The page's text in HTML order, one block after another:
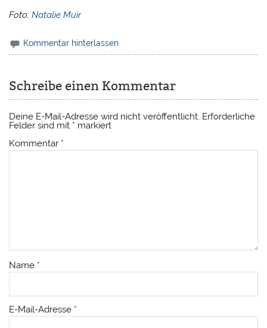
Foto:Natalie Muir
Kommentar hinterlassen
Schreibe einen Kommentar
Deine E-Mail-Adresse wird nicht veröffentlicht. Erforderliche
Felder sind mit * markiert
Kommentar *
Name *
E-Mail-Adresse *